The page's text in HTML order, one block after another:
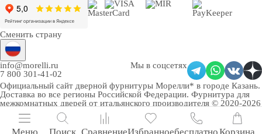
Сменить страну
info@morelli.ru
7 800 301-41-02
Мы в соцсетях
Официальный сайт дверной фурнитуры Морелли* в городе Казань.
Доставка во все регионы Российской Федерации. Фурнитура для
межкомнатных дверей от итальянского производителя © 2020-2026